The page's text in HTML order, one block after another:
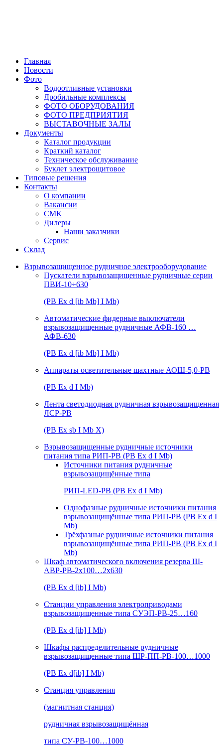
Главная
Новости
Фото
Водоотливные установки
Дробильные комплексы
ФОТО ОБОРУДОВАНИЯ
ФОТО ПРЕДПРИЯТИЯ
ВЫСТАВОЧНЫЕ ЗАЛЫ
Документы
Каталог продукции
Краткий каталог
Техническое обслуживание
Буклет электрощитовое
Типовые решения
Контакты
О компании
Вакансии
СМК
Дилеры
Наши заказчики
Сервис
Склад
Взрывозащищенное рудничное электрооборудование
Пускатели взрывозащищенные рудничные серии
ПВИ-10÷630
(РВ Ex d [ib Mb] I Mb)
Автоматические фидерные выключатели
взрывозащищенные рудничные АФВ-160 …
АФВ-630
(РВ Ex d [ib Mb] I Mb)
Аппараты осветительные шахтные АОШ-5,0-РВ
(РВ Ex d I Mb)
Лента светодиодная рудничная взрывозащищенная
ЛСР-РВ
(РВ Ex sb I Mb Х)
Взрывозащищенные рудничные источники
питания типа РИП-РВ (РВ Ex d I Mb)
Источники питания рудничные
взрывозащищённые типа
РИП-LED-РВ (РВ Ex d I Mb)
Однофазные рудничные источники питания
взрывозащищённые типа РИП-РВ (РВ Ex d I
Mb)
Трёхфазные рудничные источники питания
взрывозащищённые типа РИП-РВ (РВ Ex d I
Mb)
Шкаф автоматического включения резерва Ш-
АВР-РВ-2х100…2х630
(РВ Ex d [ib] I Mb)
Станции управления электроприводами
взрывозащищенные типа СУЭП-РВ-25…160
(РВ Ex d [ib] I Mb)
Шкафы распределительные рудничные
взрывозащищенные типа ШР-ПП-РВ-100…1000
(РВ Ex d[ib] I Mb)
Станция управления
(магнитная станция)
рудничная взрывозащищённая
типа СУ-РВ-100…1000